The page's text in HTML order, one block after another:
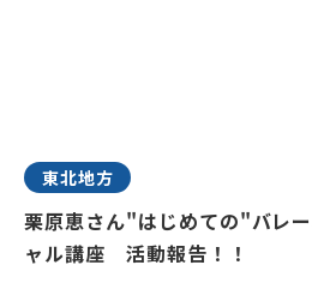
東北地方
栗原恵さん"はじめての"バレ
ャル講座 活動報告！！